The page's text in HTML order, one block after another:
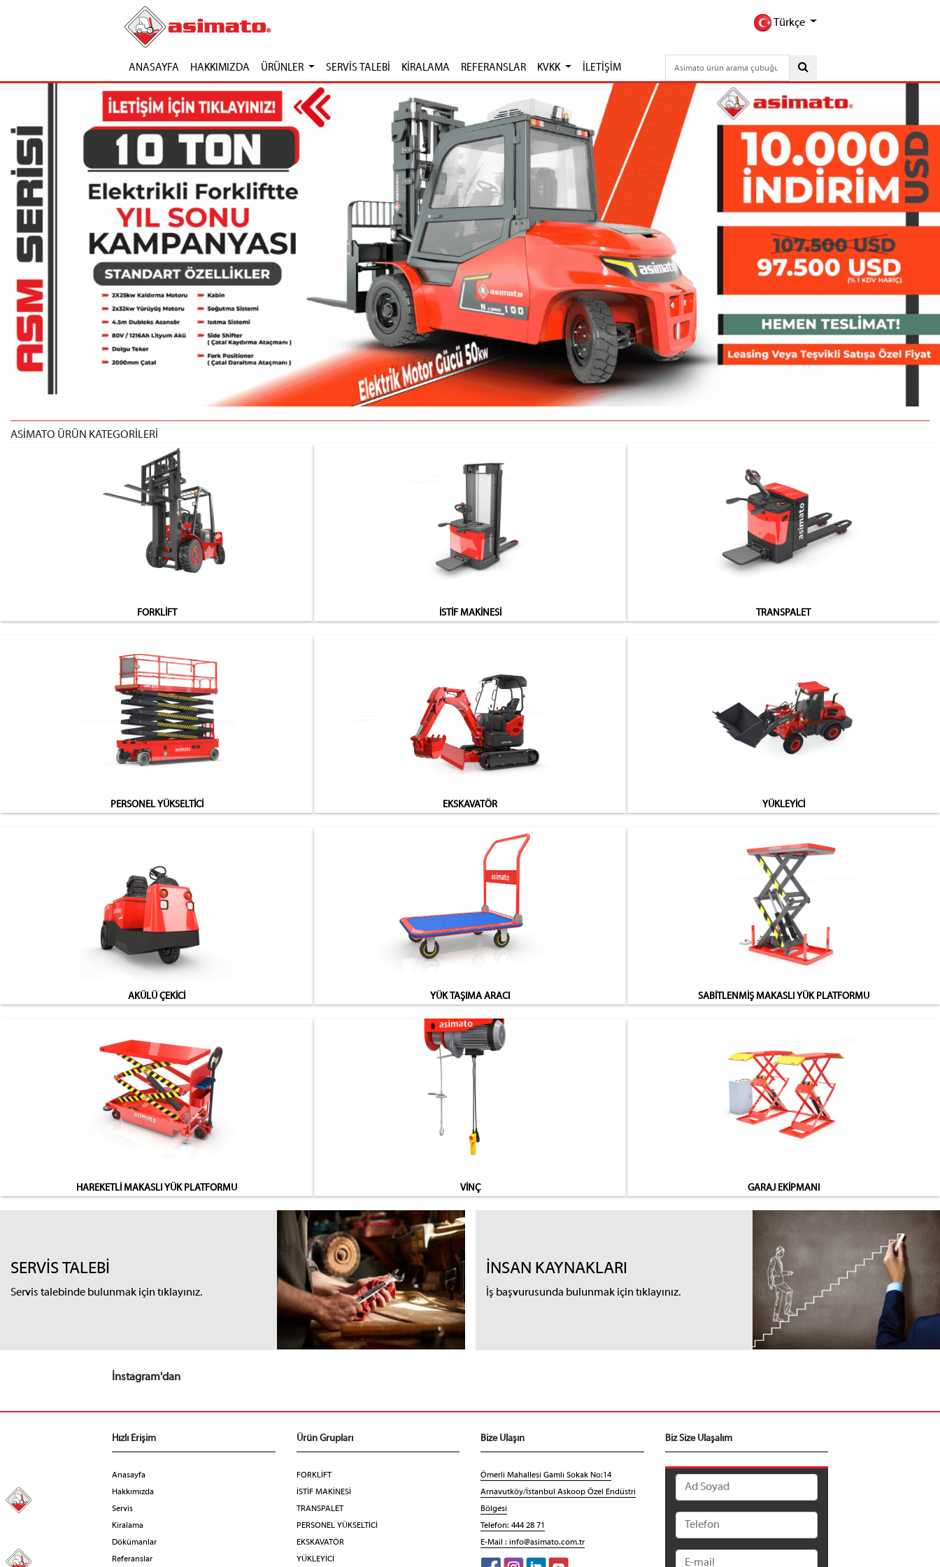
Türkçe
ANASAYFA HAKKIMIZDA ÜRÜNLER SERVİS TALEBİ KİRALAMA REFERANSLAR KVKK İLETİŞİM
ASİMATO ÜRÜN KATEGORİLERİ
FORKLİFT İSTİF MAKİNESİ TRANSPALET
PERSONEL YÜKSELTİCİ EKSKAVATÖR YÜKLEYİCİ
AKÜLÜ ÇEKİCİ YÜK TAŞIMA ARACI SABİTLENMİŞ MAKASLI YÜK PLATFORMU
HAREKETLİ MAKASLI YÜK PLATFORMU VİNÇ GARAJ EKİPMANI
SERVİS TALEBİ
Servis talebinde bulunmak için tıklayınız.
İNSAN KAYNAKLARI
İş başvurusunda bulunmak için tıklayınız.
İnstagram'dan
Hızlı Erişim
Anasayfa
Hakkımızda
Servis
Kiralama
Dökümanlar
Referanslar
Ürün Grupları
FORKLİFT
İSTİF MAKİNESİ
TRANSPALET
PERSONEL YÜKSELTİCİ
EKSKAVATÖR
YÜKLEYİCİ
Bize Ulaşın
Ömerli Mahallesi Gamlı Sokak No:14
Arnavutköy/İstanbul Askoop Özel Endüstri
Bölgesi
Telefon: 444 28 71
E-Mail : info@asimato.com.tr
Biz Size Ulaşalım